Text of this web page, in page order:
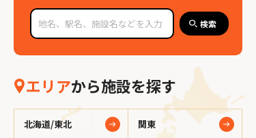
検索
エリアから施設を探す
北海道/東北 関東